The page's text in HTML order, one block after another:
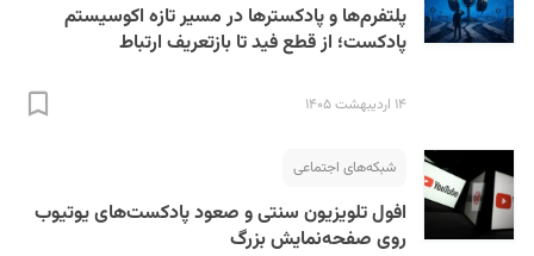
پلتفرم‌ها و پادکسترها در مسیر تازه اکوسیستم
پادکست؛ از قطع فید تا بازتعریف ارتباط
۱۴ اردیبهشت ۱۴۰۵
شبکه‌های اجتماعی
افول تلویزیون سنتی و صعود پادکست‌های یوتیوب
روی صفحه‌نمایش بزرگ